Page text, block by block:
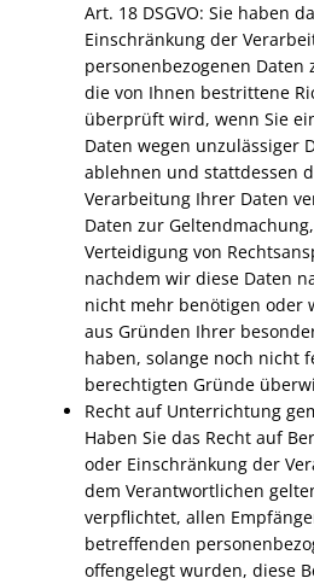
Art. 18 DSGVO: Sie haben
Einschränkung der
personenbezogenen Daten
die von Ihnen bestrittene
überprüft wird, wenn Sie
Daten wegen unzulässiger
ablehnen und stattdessen
Verarbeitung Ihrer Daten
Daten zur
Verteidigung von
nachdem wir diese Daten
nicht mehr benötigen oder
aus Gründen Ihrer
haben, solange noch nicht
berechtigten Gründe
Recht auf Unterrichtung
Haben Sie das Recht auf
oder Einschränkung der
dem Verantwortlichen
verpflichtet, allen
betreffenden
offengelegt wurden, diese